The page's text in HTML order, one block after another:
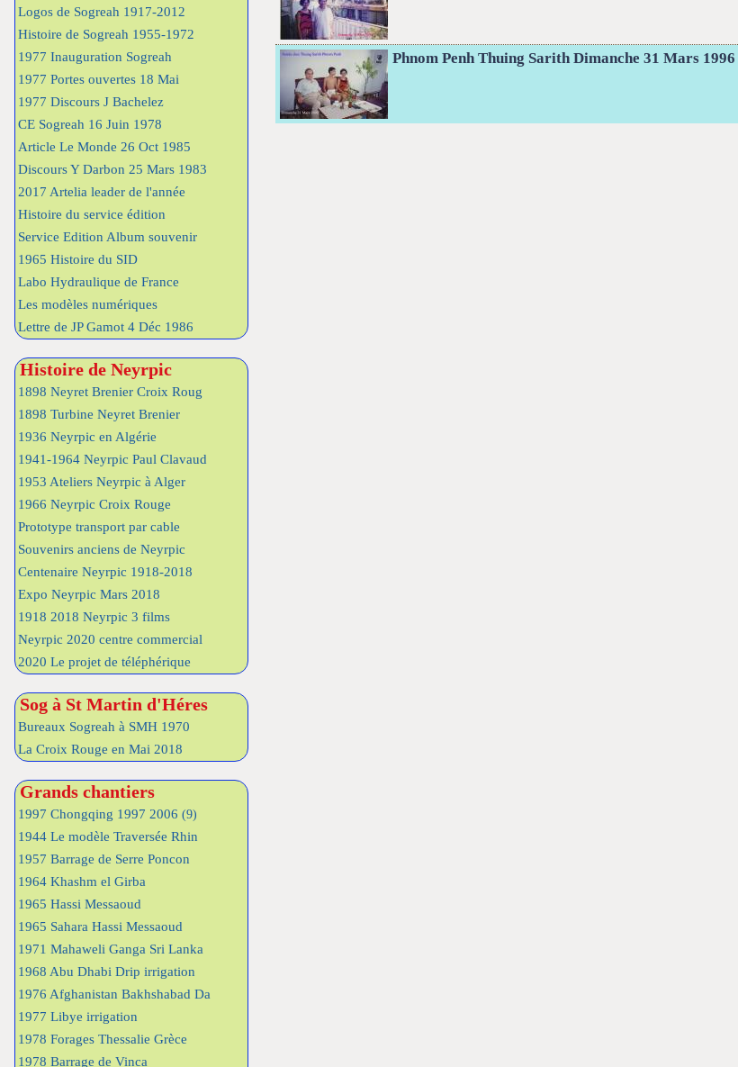
Logos de Sogreah 1917-2012
Histoire de Sogreah 1955-1972
1977 Inauguration Sogreah
1977 Portes ouvertes 18 Mai
1977 Discours J Bachelez
CE Sogreah 16 Juin 1978
Article Le Monde 26 Oct 1985
Discours Y Darbon 25 Mars 1983
2017 Artelia leader de l'année
Histoire du service édition
Service Edition Album souvenir
1965 Histoire du SID
Labo Hydraulique de France
Les modèles numériques
Lettre de JP Gamot 4 Déc 1986
Histoire de Neyrpic
1898 Neyret Brenier Croix Roug
1898 Turbine Neyret Brenier
1936 Neyrpic en Algérie
1941-1964 Neyrpic Paul Clavaud
1953 Ateliers Neyrpic à Alger
1966 Neyrpic Croix Rouge
Prototype transport par cable
Souvenirs anciens de Neyrpic
Centenaire Neyrpic 1918-2018
Expo Neyrpic Mars 2018
1918 2018 Neyrpic 3 films
Neyrpic 2020 centre commercial
2020 Le projet de téléphérique
Sog à St Martin d'Héres
Bureaux Sogreah à SMH 1970
La Croix Rouge en Mai 2018
Grands chantiers
1997 Chongqing 1997 2006 (9)
1944 Le modèle Traversée Rhin
1957 Barrage de Serre Poncon
1964 Khashm el Girba
1965 Hassi Messaoud
1965 Sahara Hassi Messaoud
1971 Mahaweli Ganga Sri Lanka
1968 Abu Dhabi Drip irrigation
1976 Afghanistan Bakhshabad Da
1977 Libye irrigation
1978 Forages Thessalie Grèce
1978 Barrage de Vinca
Phnom Penh Thuing Sarith Dimanche 31 Mars 1996